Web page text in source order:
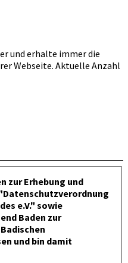
und erhalte immer die
Webseite. Aktuelle Anzahl
zur Erhebung und
e.V." sowie
Baden zur
und bin damit